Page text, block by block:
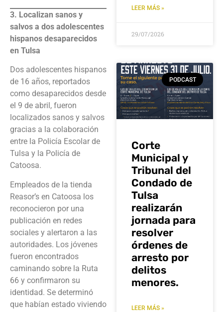
3. Localizan sanos y
salvos a dos adolescentes
hispanos desaparecidos
en Tulsa
Dos adolescentes hispanos
de 16 años, reportados
como desaparecidos desde
el 9 de abril, fueron
localizados sanos y salvos
gracias a la colaboración
entre la Policía Escolar de
Tulsa y la Policía de
Catoosa.
Empleados de la tienda
Reasor’s en Catoosa los
reconocieron por una
publicación en redes
sociales y alertaron a las
autoridades. Los jóvenes
fueron encontrados
caminando sobre la Ruta
66 y confirmaron su
identidad. Se determinó
que habían estado viviendo
LEER MÁS »
29/07/2026
PODCAST
Corte
Municipal y
Tribunal del
Condado de
Tulsa
realizarán
jornada para
resolver
órdenes de
arresto por
delitos
menores.
LEER MÁS »